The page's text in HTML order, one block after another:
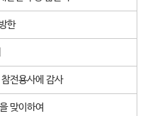
한
전용사에 감사
맞이하여